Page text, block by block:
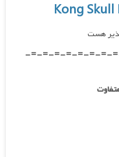
-=-=-=-=-=-=-=-